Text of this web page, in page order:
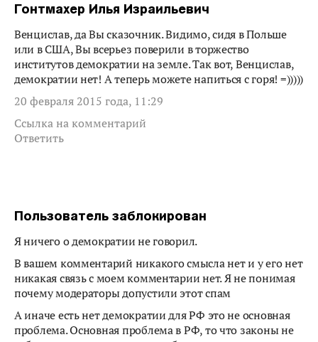
Гонтмахер Илья Израильевич
Венцислав, да Вы сказочник. Видимо, сидя в Польше
или в США, Вы всерьез поверили в торжество
институтов демократии на земле. Так вот, Венцислав,
демократии нет! А теперь можете напиться с горя! =)))))
20 февраля 2015 года, 11:29
Ссылка на комментарий
Ответить
Пользователь заблокирован
Я ничего о демократии не говорил.
В вашем комментарий никакого смысла нет и у его нет
никакая связь с моем комментарии нет. Я не понимая
почему модераторы допустили этот спам
А иначе есть нет демократии для РФ это не основная
проблема. Основная проблема в РФ, то что законы не